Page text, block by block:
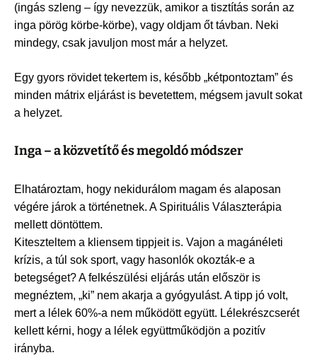
(ingás szleng – így nevezzük, amikor a tisztítás során az
inga pörög körbe-körbe), vagy oldjam őt távban. Neki
mindegy, csak javuljon most már a helyzet.
Egy gyors rövidet tekertem is, később „kétpontoztam” és
minden mátrix eljárást is bevetettem, mégsem javult sokat
a helyzet.
Inga – a közvetítő és megoldó módszer
Elhatároztam, hogy nekidurálom magam és alaposan
végére járok a történetnek. A Spirituális Választerápia
mellett döntöttem.
Kiteszteltem a kliensem tippjeit is. Vajon a magánéleti
krízis, a túl sok sport, vagy hasonlók okozták-e a
betegséget? A felkészülési eljárás után először is
megnéztem, „ki” nem akarja a gyógyulást. A tipp jó volt,
mert a lélek 60%-a nem működött együtt. Lélekrészcserét
kellett kérni, hogy a lélek együttműködjön a pozitív
irányba.